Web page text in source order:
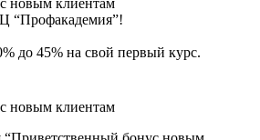
новым клиентам
“Профакадемия”!
до 45% на свой первый курс.
новым клиентам